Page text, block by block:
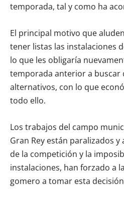
temporada, tal y como ha
El principal motivo que
tener listas las instalaciones
lo que les obligaría
temporada anterior a buscar
alternativos, con lo que
todo ello.
Los trabajos del campo
Gran Rey están paralizados
de la competición y la
instalaciones, han forzado a
gomero a tomar esta